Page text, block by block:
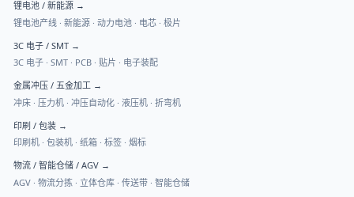
锂电池 / 新能源→
锂电池产线 · 新能源 · 动力电池 · 电芯 · 极片
3C 电子 / SMT→
3C 电子 · SMT · PCB · 贴片 · 电子装配
金属冲压 / 五金加工→
冲床 · 压力机 · 冲压自动化 · 液压机 · 折弯机
印刷 / 包装→
印刷机 · 包装机 · 纸箱 · 标签 · 烟标
物流 / 智能仓储 / AGV→
AGV · 物流分拣 · 立体仓库 · 传送带 · 智能仓储